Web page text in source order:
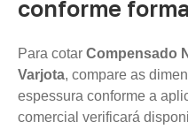
conforme
Para cotar Compensado
Varjota, compare as
espessura conforme a
comercial verificará